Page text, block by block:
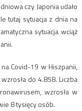
czy Japonia udało
tutaj sytuacja z dnia na
sytuacja wciąż
Covid-19 w Hiszpanii,
do 4.858. Liczba
wzrosła w
8 tysięcy osób.